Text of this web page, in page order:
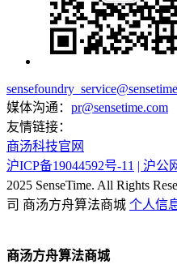
媒体沟通： pr@sensetime.com
友情链接：
商汤科技官网
沪ICP备19044592号-11 | 沪公
2025 SenseTime. All Rights
司 商汤方舟算法商城 个人信
商汤方舟算法商城